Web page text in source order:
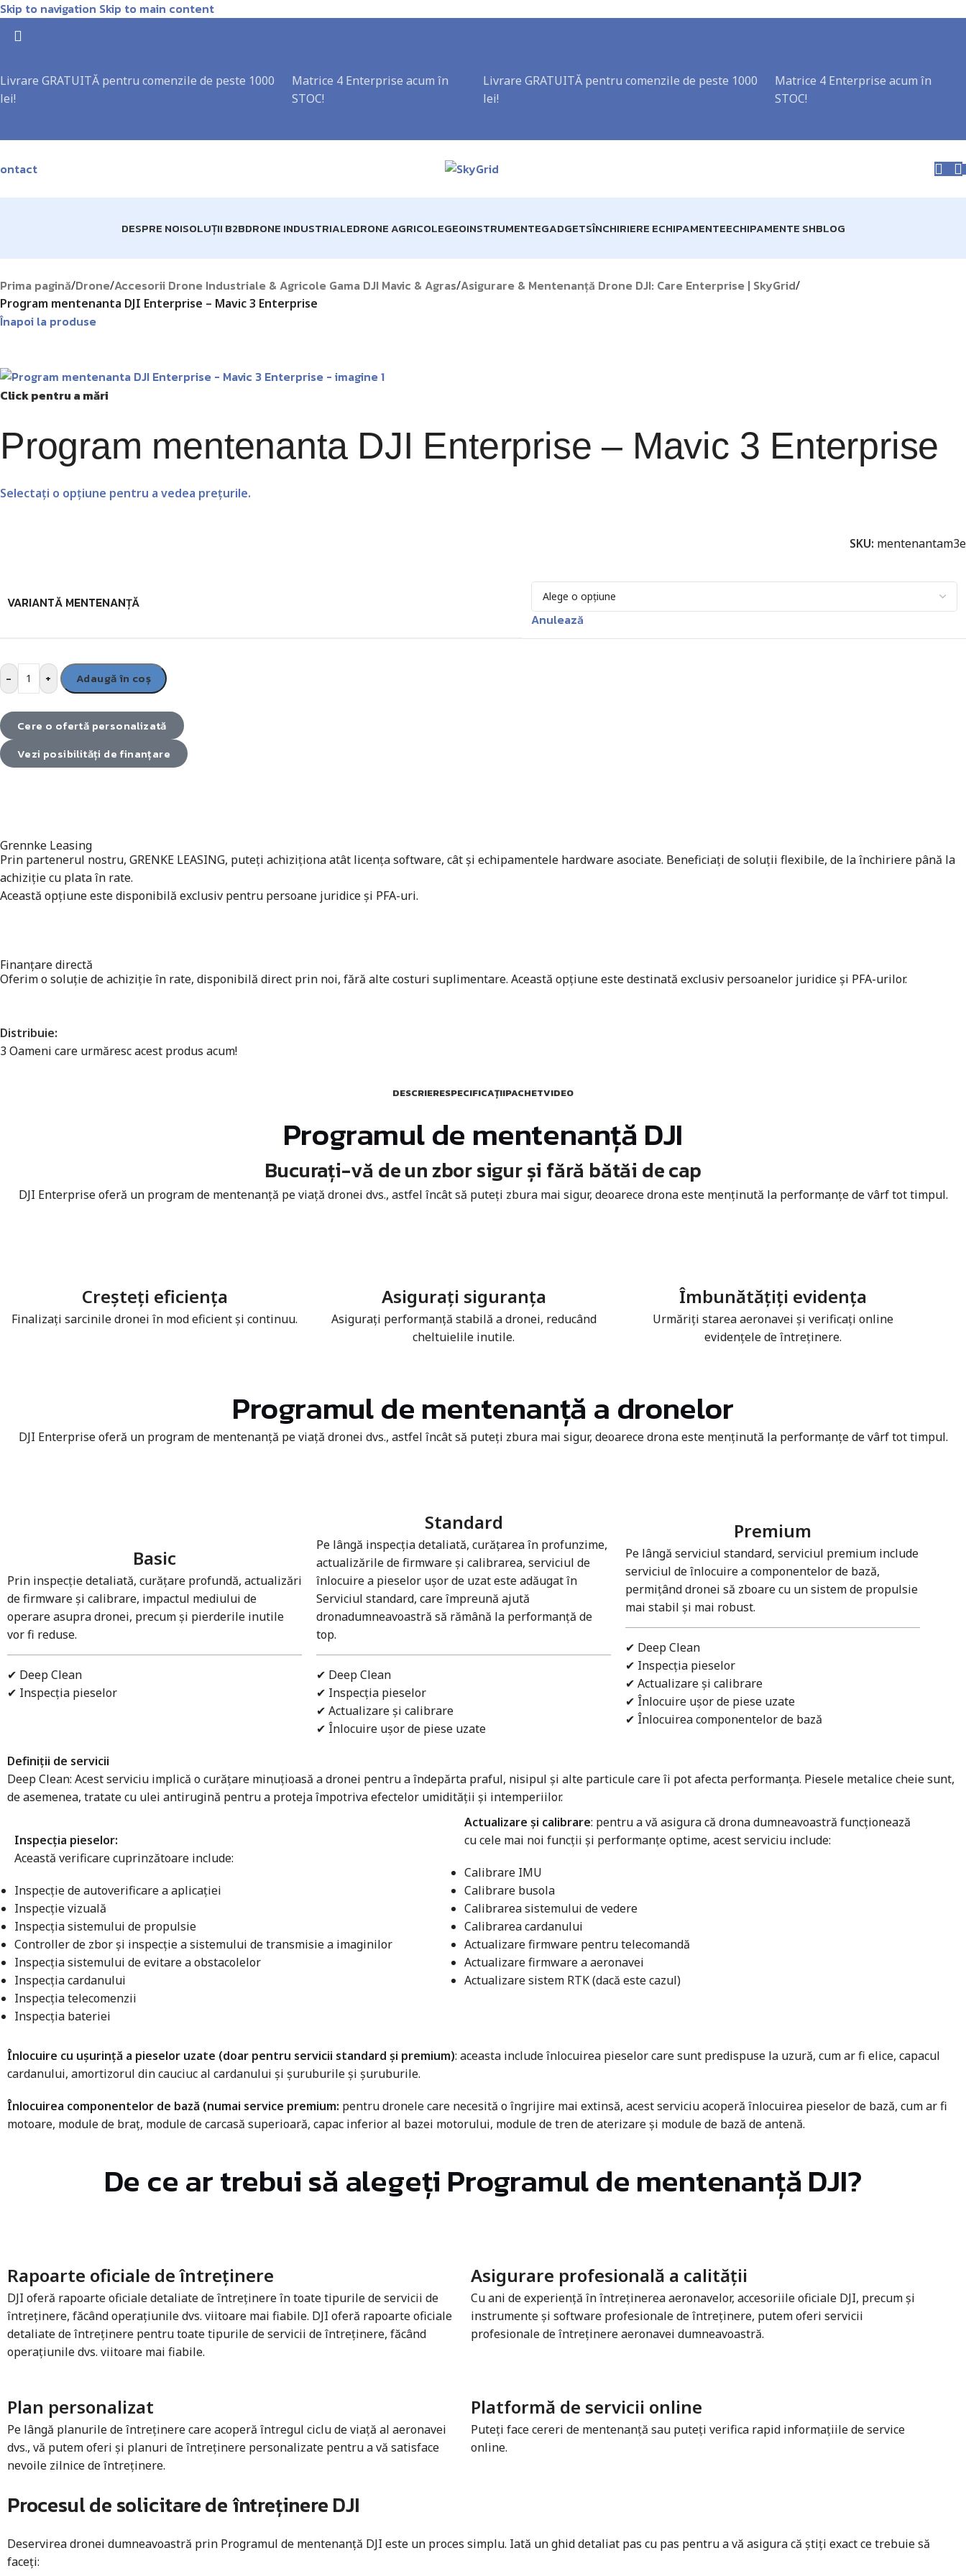
Skip to navigation Skip to main content
Livrare GRATUITĂ pentru comenzile de peste 1000
lei!
Matrice 4 Enterprise acum în
STOC!
Livrare GRATUITĂ pentru comenzile de peste 1000
lei!
Matrice 4 Enterprise acum în
STOC!
DESPRE NOISOLUȚII B2BDRONE INDUSTRIALEDRONE AGRICOLEGEOINSTRUMENTEGADGETSÎNCHIRIERE ECHIPAMENTEECHIPAMENTE SHBLOG
Prima pagină/Drone/Accesorii Drone Industriale & Agricole Gama DJI Mavic & Agras/Asigurare & Mentenanță Drone DJI: Care Enterprise | SkyGrid/
Program mentenanta DJI Enterprise – Mavic 3 Enterprise
Înapoi la produse
Click pentru a mări
Program mentenanta DJI Enterprise – Mavic 3 Enterprise
Selectați o opțiune pentru a vedea prețurile.
SKU: mentenantam3e
VARIANTĂ MENTENANȚĂ
Anulează
- + Adaugă în coș
Cere o ofertă personalizată
Vezi posibilități de finanțare
Grennke Leasing
Prin partenerul nostru, GRENKE LEASING, puteți achiziționa atât licența software, cât și echipamentele hardware asociate. Beneficiați de soluții flexibile, de la închiriere până la
achiziție cu plata în rate.
Această opțiune este disponibilă exclusiv pentru persoane juridice și PFA-uri.
Finanțare directă
Oferim o soluție de achiziție în rate, disponibilă direct prin noi, fără alte costuri suplimentare. Această opțiune este destinată exclusiv persoanelor juridice și PFA-urilor.
Distribuie:
3 Oameni care urmăresc acest produs acum!
DESCRIERESPECIFICAȚIIPACHETVIDEO
Programul de mentenanță DJI
Bucurați-vă de un zbor sigur și fără bătăi de cap
DJI Enterprise oferă un program de mentenanță pe viață dronei dvs., astfel încât să puteți zbura mai sigur, deoarece drona este menținută la performanțe de vârf tot timpul.
Creșteți eficiența
Finalizați sarcinile dronei în mod eficient și continuu.
Asigurați siguranța
Asigurați performanță stabilă a dronei, reducând
cheltuielile inutile.
Îmbunătățiți evidența
Urmăriți starea aeronavei și verificați online
evidențele de întreținere.
Programul de mentenanță a dronelor
DJI Enterprise oferă un program de mentenanță pe viață dronei dvs., astfel încât să puteți zbura mai sigur, deoarece drona este menținută la performanțe de vârf tot timpul.
Basic
Prin inspecție detaliată, curățare profundă, actualizări
de firmware și calibrare, impactul mediului de
operare asupra dronei, precum și pierderile inutile
vor fi reduse.
✔ Deep Clean
✔ Inspecția pieselor
Standard
Pe lângă inspecția detaliată, curățarea în profunzime,
actualizările de firmware și calibrarea, serviciul de
înlocuire a pieselor ușor de uzat este adăugat în
Serviciul standard, care împreună ajută
dronadumneavoastră să rămână la performanță de
top.
✔ Deep Clean
✔ Inspecția pieselor
✔ Actualizare și calibrare
✔ Înlocuire ușor de piese uzate
Premium
Pe lângă serviciul standard, serviciul premium include
serviciul de înlocuire a componentelor de bază,
permițând dronei să zboare cu un sistem de propulsie
mai stabil și mai robust.
✔ Deep Clean
✔ Inspecția pieselor
✔ Actualizare și calibrare
✔ Înlocuire ușor de piese uzate
✔ Înlocuirea componentelor de bază
Definiții de servicii
Deep Clean: Acest serviciu implică o curățare minuțioasă a dronei pentru a îndepărta praful, nisipul și alte particule care îi pot afecta performanța. Piesele metalice cheie sunt,
de asemenea, tratate cu ulei antirugină pentru a proteja împotriva efectelor umidității și intemperiilor.
Inspecția pieselor:
Această verificare cuprinzătoare include:
Inspecție de autoverificare a aplicației
Inspecție vizuală
Inspecția sistemului de propulsie
Controller de zbor și inspecție a sistemului de transmisie a imaginilor
Inspecția sistemului de evitare a obstacolelor
Inspecția cardanului
Inspecția telecomenzii
Inspecția bateriei
Actualizare și calibrare: pentru a vă asigura că drona dumneavoastră funcționează
cu cele mai noi funcții și performanțe optime, acest serviciu include:
Calibrare IMU
Calibrare busola
Calibrarea sistemului de vedere
Calibrarea cardanului
Actualizare firmware pentru telecomandă
Actualizare firmware a aeronavei
Actualizare sistem RTK (dacă este cazul)
Înlocuire cu ușurință a pieselor uzate (doar pentru servicii standard și premium): aceasta include înlocuirea pieselor care sunt predispuse la uzură, cum ar fi elice, capacul
cardanului, amortizorul din cauciuc al cardanului și șuruburile și șuruburile.
Înlocuirea componentelor de bază (numai service premium: pentru dronele care necesită o îngrijire mai extinsă, acest serviciu acoperă înlocuirea pieselor de bază, cum ar fi
motoare, module de braț, module de carcasă superioară, capac inferior al bazei motorului, module de tren de aterizare și module de bază de antenă.
De ce ar trebui să alegeți Programul de mentenanță DJI?
Rapoarte oficiale de întreținere
DJI oferă rapoarte oficiale detaliate de întreținere în toate tipurile de servicii de
întreținere, făcând operațiunile dvs. viitoare mai fiabile. DJI oferă rapoarte oficiale
detaliate de întreținere pentru toate tipurile de servicii de întreținere, făcând
operațiunile dvs. viitoare mai fiabile.
Asigurare profesională a calității
Cu ani de experiență în întreținerea aeronavelor, accesoriile oficiale DJI, precum și
instrumente și software profesionale de întreținere, putem oferi servicii
profesionale de întreținere aeronavei dumneavoastră.
Plan personalizat
Pe lângă planurile de întreținere care acoperă întregul ciclu de viață al aeronavei
dvs., vă putem oferi și planuri de întreținere personalizate pentru a vă satisface
nevoile zilnice de întreținere.
Platformă de servicii online
Puteți face cereri de mentenanță sau puteți verifica rapid informațiile de service
online.
Procesul de solicitare de întreținere DJI
Deservirea dronei dumneavoastră prin Programul de mentenanță DJI este un proces simplu. Iată un ghid detaliat pas cu pas pentru a vă asigura că știți exact ce trebuie să
faceți: